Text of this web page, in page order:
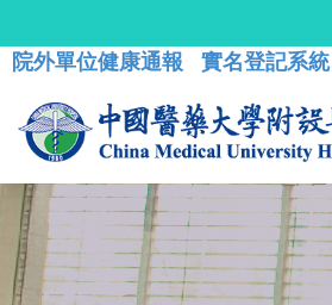
院外單位健康通報 實名登記系統